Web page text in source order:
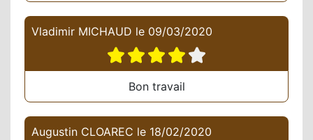
Vladimir MICHAUD le 09/03/2020
Bon travail
Augustin CLOAREC le 18/02/2020